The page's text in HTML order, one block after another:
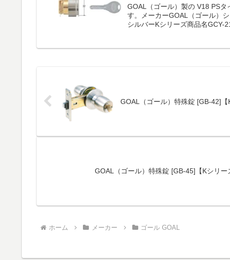
GOAL（ゴール）製の V18 PS
す。メーカーGOAL（ゴール）
シルバーKシリーズ商品名GCY-
GOAL（ゴール）特殊錠 [GB-42]
GOAL（ゴール）特殊錠 [GB-45]【Kシリ
ホーム メーカー ゴール GOAL